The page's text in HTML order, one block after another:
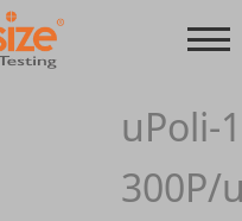
uPoli-
300P/